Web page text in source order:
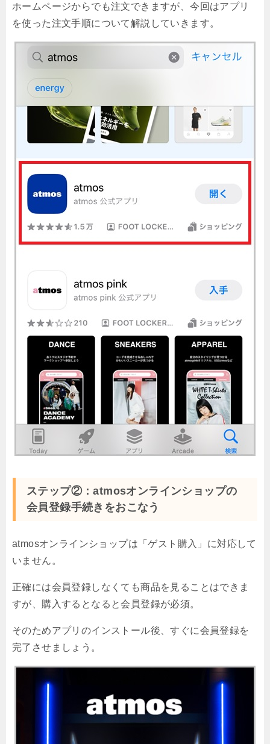
ホームページからでも注文できますが、今回はアプリ
を使った注文手順について解説していきます。
ステップ②：atmosオンラインショップの
会員登録手続きをおこなう
atmosオンラインショップは「ゲスト購入」に対応して
いません。
正確には会員登録しなくても商品を見ることはできま
すが、購入するとなると会員登録が必須。
そのためアプリのインストール後、すぐに会員登録を
完了させましょう。